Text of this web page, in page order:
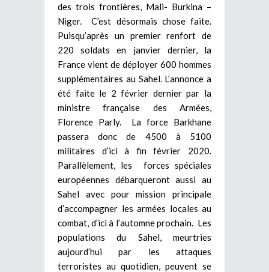
des trois frontières, Mali- Burkina –
Niger. C’est désormais chose faite.
Puisqu’après un premier renfort de
220 soldats en janvier dernier, la
France vient de déployer 600 hommes
supplémentaires au Sahel. L’annonce a
été faite le 2 février dernier par la
ministre française des Armées,
Florence Parly. La force Barkhane
passera donc de 4500 à 5100
militaires d’ici à fin février 2020.
Parallèlement, les forces spéciales
européennes débarqueront aussi au
Sahel avec pour mission principale
d’accompagner les armées locales au
combat, d’ici à l’automne prochain. Les
populations du Sahel, meurtries
aujourd’hui par les attaques
terroristes au quotidien, peuvent se